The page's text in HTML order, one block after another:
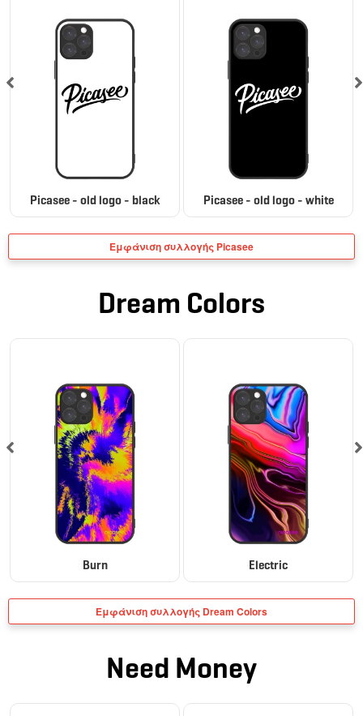
Picasee - old logo - black Picasee - old logo - white
Εμφάνιση συλλογής Picasee
Dream Colors
Burn Electric
Εμφάνιση συλλογής Dream Colors
Need Money